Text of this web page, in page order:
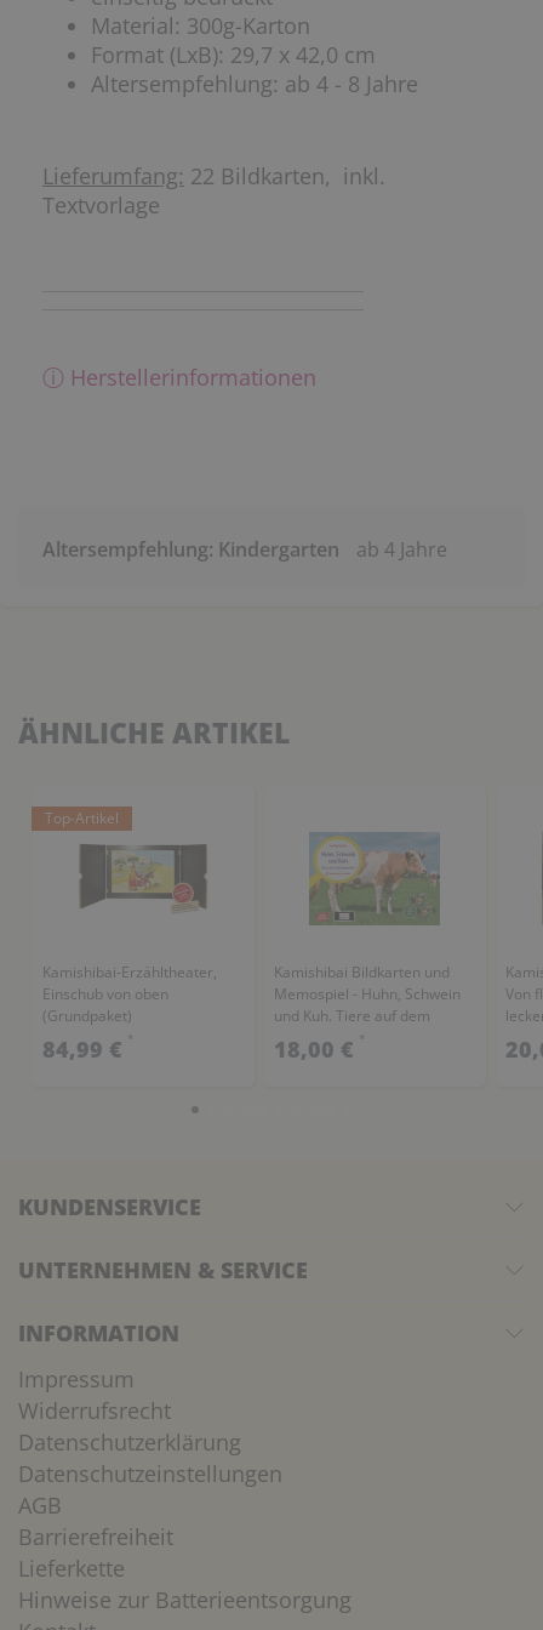
Material: 300g-Karton
Format (LxB): 29,7 x 42,0 cm
Altersempfehlung: ab 4 - 8 Jahre
Lieferumfang: 22 Bildkarten, inkl.
Textvorlage
ⓘ Herstellerinformationen
Altersempfehlung: Kindergarten ab 4 Jahre
ÄHNLICHE ARTIKEL
Top-Artikel
Kamishibai-Erzähltheater,
Einschub von oben
(Grundpaket)
84,99 € *
Kamishibai Bildkarten und
Memospiel - Huhn, Schwein
und Kuh. Tiere auf dem
Bauernhof
18,00 € *
Von
KUNDENSERVICE
UNTERNEHMEN & SERVICE
INFORMATION
Impressum
Widerrufsrecht
Datenschutzerklärung
Datenschutzeinstellungen
AGB
Barrierefreiheit
Lieferkette
Hinweise zur Batterieentsorgung